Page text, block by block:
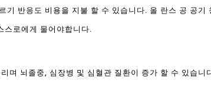
반응도 비용을 지불 할 수 있습니다. 올 란스 공 공기
스로에게 물어야합니다.
며 뇌졸중, 심장병 및 심혈관 질환이 증가 할 수 있습니